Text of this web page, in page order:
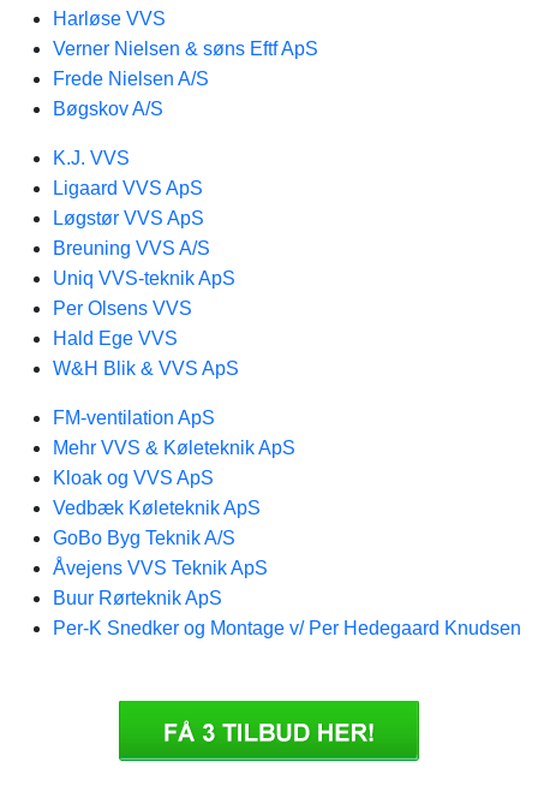
Harløse VVS
Verner Nielsen & søns Eftf ApS
Frede Nielsen A/S
Bøgskov A/S
K.J. VVS
Ligaard VVS ApS
Løgstør VVS ApS
Breuning VVS A/S
Uniq VVS-teknik ApS
Per Olsens VVS
Hald Ege VVS
W&H Blik & VVS ApS
FM-ventilation ApS
Mehr VVS & Køleteknik ApS
Kloak og VVS ApS
Vedbæk Køleteknik ApS
GoBo Byg Teknik A/S
Åvejens VVS Teknik ApS
Buur Rørteknik ApS
Per-K Snedker og Montage v/ Per Hedegaard Knudsen